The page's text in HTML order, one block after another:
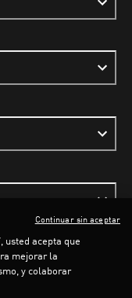
usted acepta que
mejorar la
y colaborar
Continuar sin aceptar